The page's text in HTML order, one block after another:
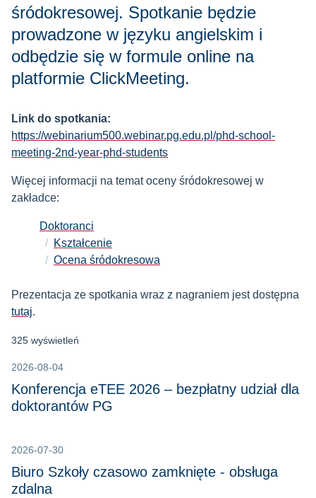
śródokresowej. Spotkanie będzie
prowadzone w języku angielskim i
odbędzie się w formule online na
platformie ClickMeeting.
Link do spotkania:
https://webinarium500.webinar.pg.edu.pl/phd-school-
meeting-2nd-year-phd-students
Więcej informacji na temat oceny śródokresowej w
zakładce:
Doktoranci
Kształcenie
Ocena śródokresowa
Prezentacja ze spotkania wraz z nagraniem jest dostępna
tutaj.
325 wyświetleń
2026-08-04
Konferencja eTEE 2026 – bezpłatny udział dla
doktorantów PG
2026-07-30
Biuro Szkoły czasowo zamknięte - obsługa
zdalna